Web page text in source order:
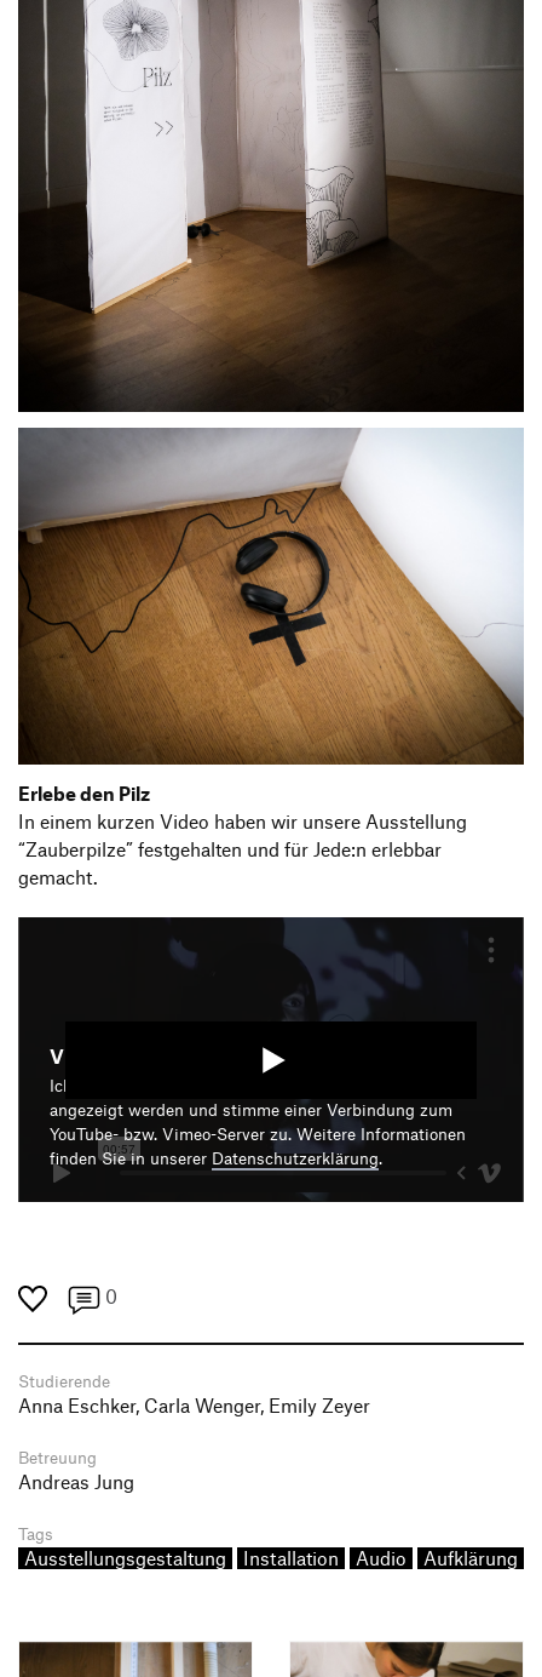
Erlebe den Pilz
In einem kurzen Video haben wir unsere Ausstellung
“Zauberpilze” festgehalten und für Jede:n erlebbar
gemacht.
Video starten
Ich bin damit einverstanden, dass mir die Medieninhalte
angezeigt werden und stimme einer Verbindung zum
YouTube- bzw. Vimeo-Server zu. Weitere Informationen
finden Sie in unserer Datenschutzerklärung.
0
Studierende
Anna Eschker, Carla Wenger, Emily Zeyer
Betreuung
Andreas Jung
Tags
Ausstellungsgestaltung Installation Audio Aufklärung